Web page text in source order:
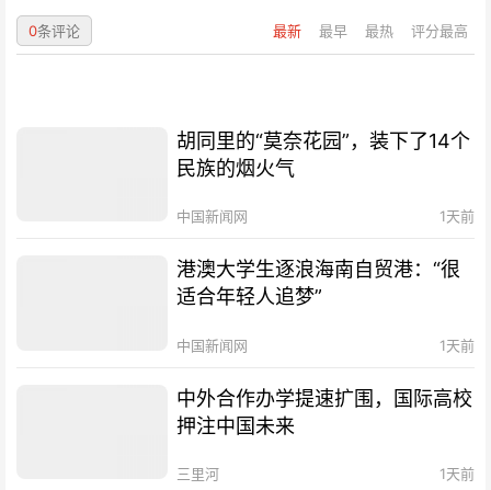
最新 最早 最热 评分最高
0条评论
胡同里的“莫奈花园”，装下了14个
民族的烟火气
中国新闻网 1天前
港澳大学生逐浪海南自贸港：“很
适合年轻人追梦”
中国新闻网 1天前
中外合作办学提速扩围，国际高校
押注中国未来
三里河 1天前